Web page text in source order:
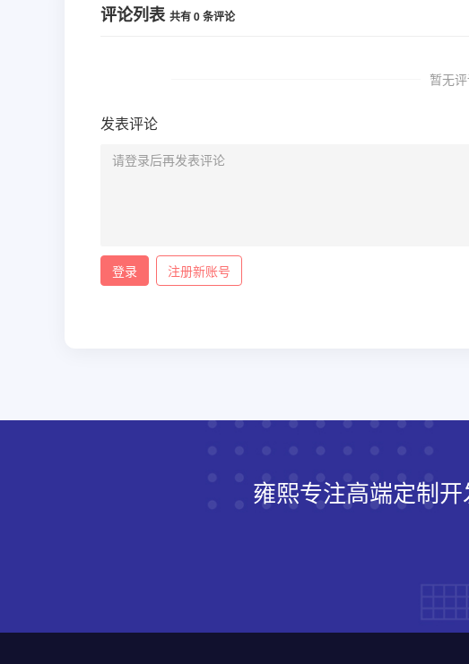
评论列表 共有0条评论
暂无
发表评论
登录 注册新账号
雍熙专注高端定制